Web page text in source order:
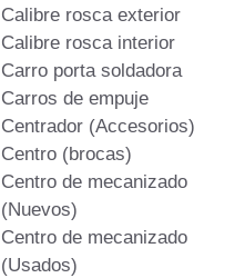
Calibre rosca exterior
Calibre rosca interior
Carro porta soldadora
Carros de empuje
Centrador (Accesorios)
Centro (brocas)
Centro de mecanizado
(Nuevos)
Centro de mecanizado
(Usados)